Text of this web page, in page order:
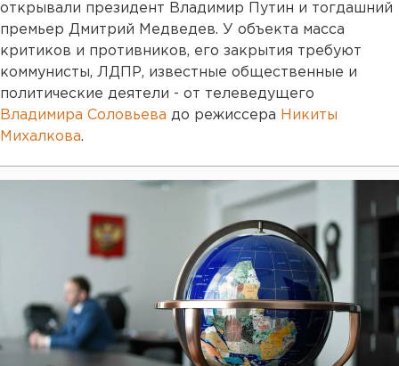
открывали президент Владимир Путин и тогдашний
премьер Дмитрий Медведев. У объекта масса
критиков и противников, его закрытия требуют
коммунисты, ЛДПР, известные общественные и
политические деятели - от телеведущего
Владимира Соловьева до режиссера Никиты
Михалкова.